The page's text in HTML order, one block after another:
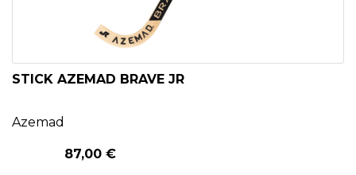
STICK AZEMAD BRAVE JR
Azemad
87,00 €